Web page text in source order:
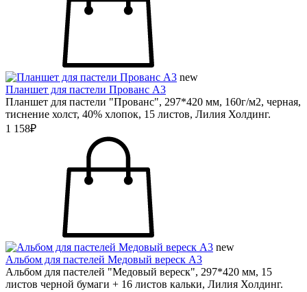
new
Планшет для пастели Прованс А3
Планшет для пастели "Прованс", 297*420 мм, 160г/м2, черная,
тиснение холст, 40% хлопок, 15 листов, Лилия Холдинг.
1 158₽
new
Альбом для пастелей Медовый вереск А3
Альбом для пастелей "Медовый вереск", 297*420 мм, 15
листов черной бумаги + 16 листов кальки, Лилия Холдинг.